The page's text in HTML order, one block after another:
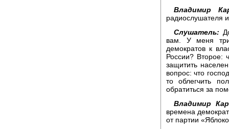
Владимир
радиослушателя
Слушатель:
вам. У меня
демократов к
России? Второе:
защитить
вопрос: что
то облегчить
обратиться за
Владимир
времена
от партии